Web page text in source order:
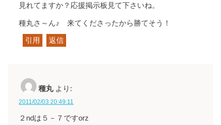
見れてますか？応援掲示板見て下さいね。
種丸さ～ん♪ 来てくださったから勝てそう！
引用 返信
種丸 より:
2011/02/03 20:49:11
２ndは５－７ですorz